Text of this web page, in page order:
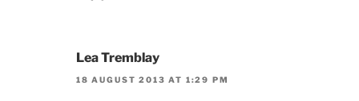
Lea Tremblay
18 AUGUST 2013 AT 1:29 PM